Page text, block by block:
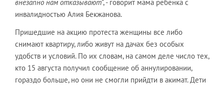
внезапно нам отказывают", - говорит мама ребенка с
инвалидностью Алия Бекжанова.
Пришедшие на акцию протеста женщины все либо
снимают квартиру, либо живут на дачах без особых
удобств и условий. По их словам, на самом деле число тех,
кто 15 августа получил сообщение об аннулировании,
гораздо больше, но они не смогли прийдти в акимат. Дети